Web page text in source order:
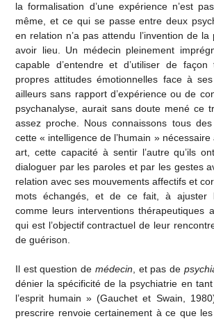
la formalisation d’une expérience n’est
même, et ce qui se passe entre deux
en relation n’a pas attendu l’invention de
avoir lieu. Un médecin pleinement
capable d’entendre et d’utiliser de façon
propres attitudes émotionnelles face à
ailleurs sans rapport d’expérience ou de
psychanalyse, aurait sans doute mené ce
assez proche. Nous connaissons tous
cette « intelligence de l’humain » nécessaire
art, cette capacité à sentir l’autre qu’ils
dialoguer par les paroles et par les gestes
relation avec ses mouvements affectifs et
mots échangés, et de ce fait, à ajuster
comme leurs interventions thérapeutiques
qui est l’objectif contractuel de leur
de guérison.
Il est question de médecin, et pas de
dénier la spécificité de la psychiatrie en
l’esprit humain » (Gauchet et Swain,
prescrire renvoie certainement à ce que